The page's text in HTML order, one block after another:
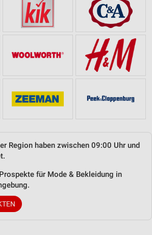
Region haben zwischen 09:00 Uhr und
für Mode & Bekleidung in